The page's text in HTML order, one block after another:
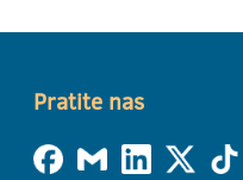
Pratite nas